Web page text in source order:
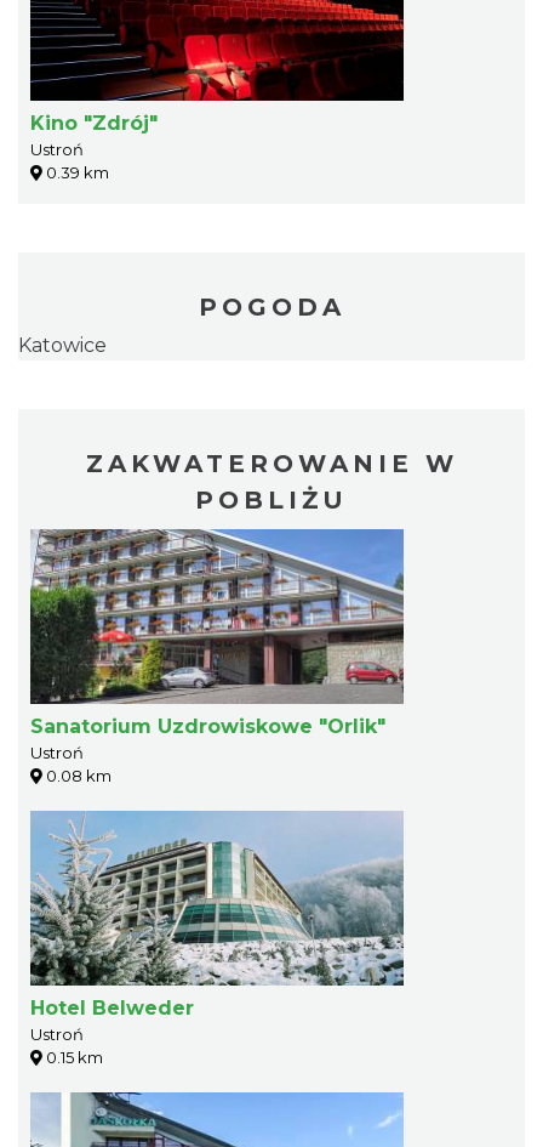
Kino "Zdrój"
Ustroń
0.39 km
POGODA
Katowice
ZAKWATEROWANIE W
POBLIŻU
Sanatorium Uzdrowiskowe "Orlik"
Ustroń
0.08 km
Hotel Belweder
Ustroń
0.15 km